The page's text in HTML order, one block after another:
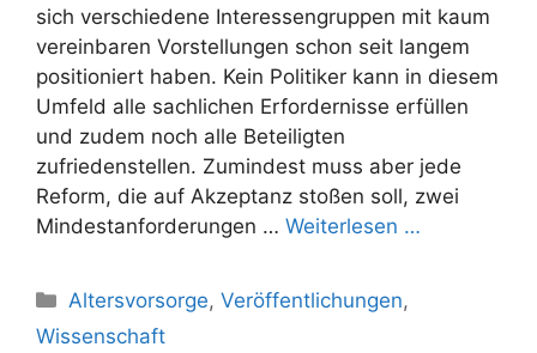
sich verschiedene Interessengruppen mit kaum
vereinbaren Vorstellungen schon seit langem
positioniert haben. Kein Politiker kann in diesem
Umfeld alle sachlichen Erfordernisse erfüllen
und zudem noch alle Beteiligten
zufriedenstellen. Zumindest muss aber jede
Reform, die auf Akzeptanz stoßen soll, zwei
Mindestanforderungen … Weiterlesen …
Kategorien
Altersvorsorge,Veröffentlichungen,
Wissenschaft